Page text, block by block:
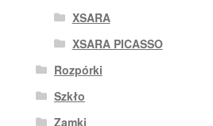
XSARA
XSARA PICASSO
Rozpórki
Szkło
Zamki